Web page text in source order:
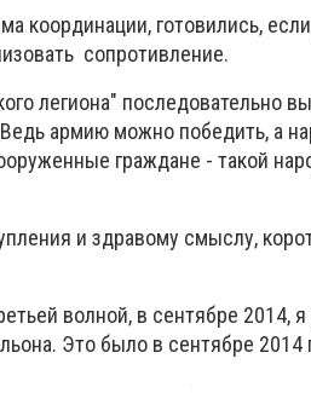
координации, готовились,
сопротивление.
легиона" последовательно
армию можно победить, а
граждане - такой
и здравому смыслу,
волной, в сентябре 2014,
Это было в сентябре 2014